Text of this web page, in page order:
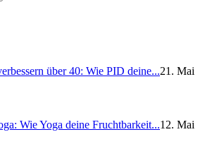
über 40: Wie PID dei­ne...21. Mai
Wie Yoga dei­ne Frucht­bar­keit...12. Mai